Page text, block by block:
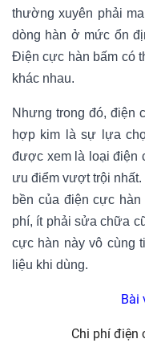
thường xuyên phải
dòng hàn ở mức ổn
Điện cực hàn bấm có
khác nhau.
Nhưng trong đó, điện
hợp kim là sự lựa
được xem là loại điện
ưu điểm vượt trội
bền của điện cực
phí, ít phải sửa chữa
cực hàn này vô cùng
liệu khi dùng.
Bài
Chi phí điện